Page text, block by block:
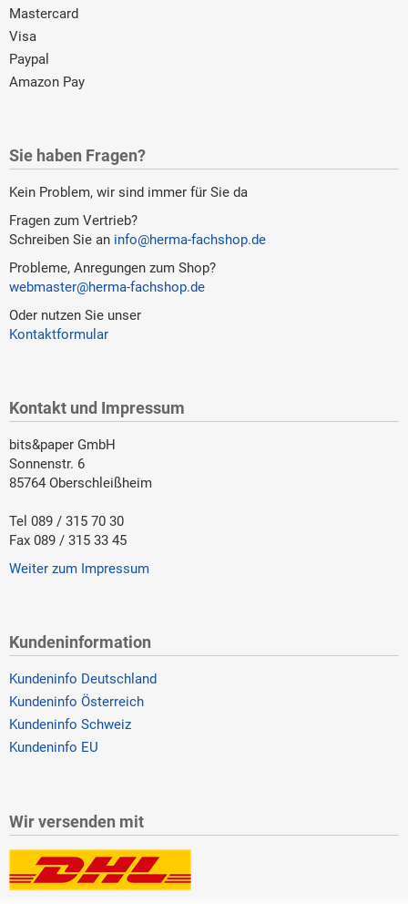
Mastercard
Visa
Paypal
Amazon Pay
Sie haben Fragen?
Kein Problem, wir sind immer für Sie da
Fragen zum Vertrieb?
Schreiben Sie an info@herma-fachshop.de
Probleme, Anregungen zum Shop?
webmaster@herma-fachshop.de
Oder nutzen Sie unser
Kontaktformular
Kontakt und Impressum
bits&paper GmbH
Sonnenstr. 6
85764 Oberschleißheim
Tel 089 / 315 70 30
Fax 089 / 315 33 45
Weiter zum Impressum
Kundeninformation
Kundeninfo Deutschland
Kundeninfo Österreich
Kundeninfo Schweiz
Kundeninfo EU
Wir versenden mit